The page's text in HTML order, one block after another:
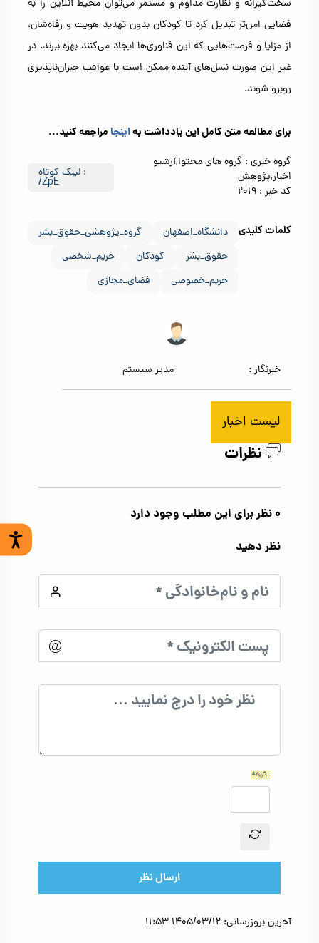
سخت‌گیرانه و نظارت مداوم و مستمر می‌توان محیط آنلاین را به
فضایی امن‌تر تبدیل کرد تا کودکان بدون تهدید هویت و رفاه‌شان،
از مزایا و فرصت‌هایی که این فناوری‌ها ایجاد می‌کنند بهره ببرند. در
غیر این صورت نسل‌های آینده ممکن است با عواقب جبران‌ناپذیری
روبرو شوند.
برای مطالعه متن کامل این یادداشت بهاینجامراجعه کنید...
گروه خبری : گروه های محتوا,آرشیو
اخبار,پژوهش
کد خبر : 2019
لینک کوتاه :
/ZpE
کلمات کلیدی دانشگاه_اصفهان
گروه_پژوهشی_حقوق_بشر
حقوق_بشر
کودکان
حریم_شخصی
حریم_خصوصی
فضای_مجازی
خبرنگار : مدیر سیستم
لیست اخبار
نظرات
0 نظر برای این مطلب وجود دارد
نظر دهید
ارسال نظر
آخرین بروزرسانی: 1405/03/12 11:53